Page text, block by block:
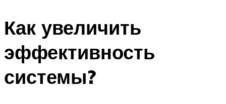
Как увеличить
эффективность
системы?